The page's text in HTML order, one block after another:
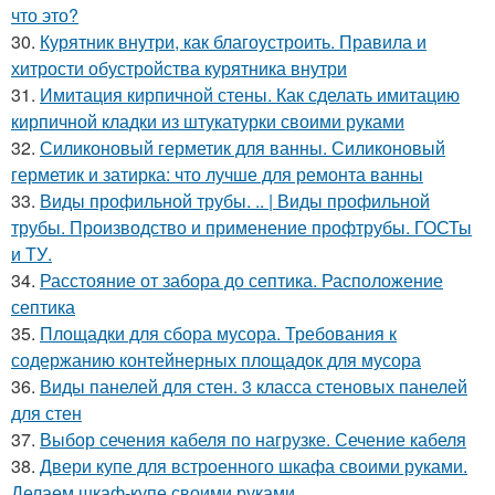
что это?
30. Курятник внутри, как благоустроить. Правила и
хитрости обустройства курятника внутри
31. Имитация кирпичной стены. Как сделать имитацию
кирпичной кладки из штукатурки своими руками
32. Силиконовый герметик для ванны. Силиконовый
герметик и затирка: что лучше для ремонта ванны
33. Виды профильной трубы. .. | Виды профильной
трубы. Производство и применение профтрубы. ГОСТы
и ТУ.
34. Расстояние от забора до септика. Расположение
септика
35. Площадки для сбора мусора. Требования к
содержанию контейнерных площадок для мусора
36. Виды панелей для стен. 3 класса стеновых панелей
для стен
37. Выбор сечения кабеля по нагрузке. Сечение кабеля
38. Двери купе для встроенного шкафа своими руками.